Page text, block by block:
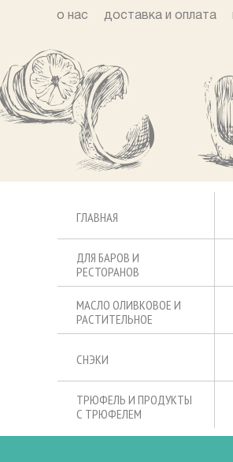
о нас доставка и оплата
ГЛАВНАЯ
ДЛЯ БАРОВ И
РЕСТОРАНОВ
МАСЛО ОЛИВКОВОЕ И
РАСТИТЕЛЬНОЕ
СНЭКИ
ТРЮФЕЛЬ И ПРОДУКТЫ
С ТРЮФЕЛЕМ